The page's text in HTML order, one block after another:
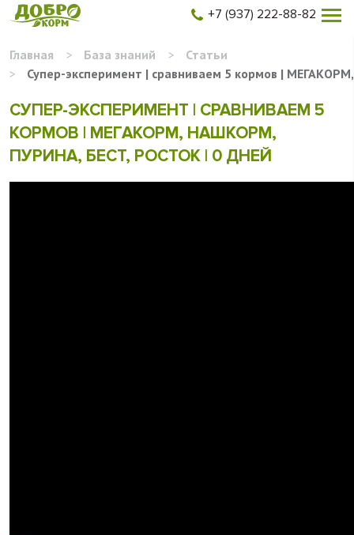
+7 (937) 222-88-82
Главная > База знаний >
Статьи
>
Супер-эксперимент | сравниваем 5 кормов |
СУПЕР-ЭКСПЕРИМЕНТ | СРАВНИВАЕМ 5
КОРМОВ | МЕГАКОРМ, НАШКОРМ,
ПУРИНА, БЕСТ, РОСТОК | 0 ДНЕЙ